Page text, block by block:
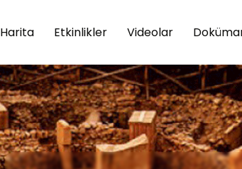
Harita Etkinlikler Videolar